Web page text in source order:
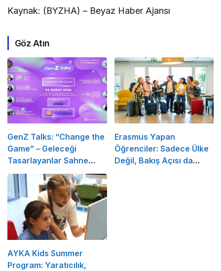
Kaynak: (BYZHA) – Beyaz Haber Ajansı
Göz Atın
GenZ Talks: “Change the
Game” – Geleceği
Tasarlayanlar Sahne
Alıyor!
Erasmus Yapan
Öğrenciler: Sadece Ülke
Değil, Bakış Açısı da
AYKA Kids Summer
Program: Yaratıcılık,